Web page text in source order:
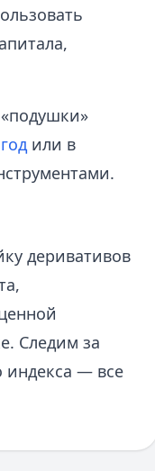
или в
деривативов
Следим за
индекса — все